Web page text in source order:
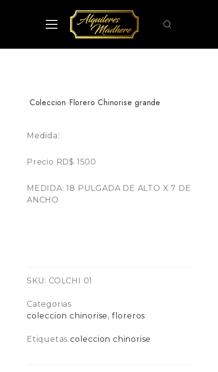
Coleccion Florero Chinorise grande
Medida:
Precio RD$ 1500
MEDIDA: 18 PULGADA DE ALTO X 7 DE
ANCHO
SKU: COLCHI 01
Categorias
coleccion chinorise, floreros
Etiquetas coleccion chinorise